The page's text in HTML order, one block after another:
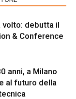
debutta il
& Conference
anni, a Milano
al futuro della